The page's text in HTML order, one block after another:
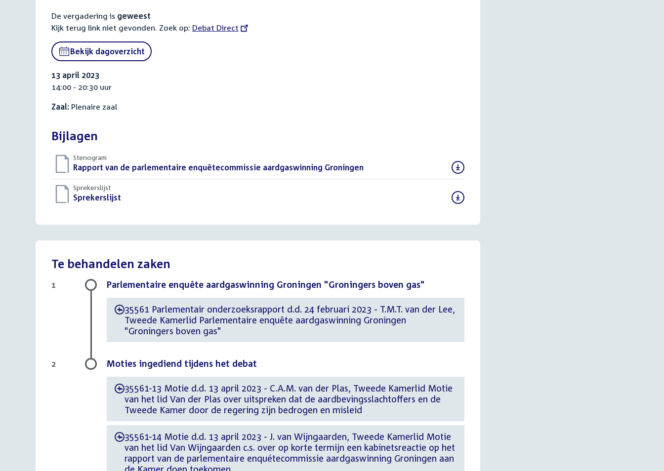
activiteit
De vergadering is geweest
Kijk terug link niet gevonden. Zoek op: External
Debat Direct
Bekijk dagoverzicht
13 april 2023
14:00 - 20:30 uur
Zaal: Plenaire zaal
Bijlagen
Stenogram
Download
bestand:
Rapport van de parlementaire enquêtecommissie aardgaswinning Groningen
Sprekerslijst
Download
Sprekerslijst
Te behandelen zaken
Parlementaire enquête aardgaswinning Groningen "Groningers boven gas"
-35561 Parlementair onderzoeksrapport d.d. 24 februari 2023 - T.M.T. van der Lee,
Tweede Kamerlid Parlementaire enquête aardgaswinning Groningen
"Groningers boven gas"
1
Moties ingediend tijdens het debat
-35561-13 Motie d.d. 13 april 2023 - C.A.M. van der Plas, Tweede Kamerlid Motie
van het lid Van der Plas over uitspreken dat de aardbevingsslachtoffers en de
Tweede Kamer door de regering zijn bedrogen en misleid
-35561-14 Motie d.d. 13 april 2023 - J. van Wijngaarden, Tweede Kamerlid Motie
van het lid Van Wijngaarden c.s. over op korte termijn een kabinetsreactie op het
rapport van de parlementaire enquétecommissie aardgaswinning Groningen aan
2